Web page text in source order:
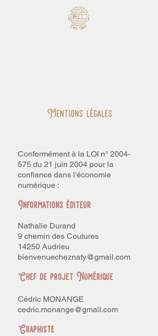
Mentions légales
Conformément à la LOI n° 2004-
575 du 21 juin 2004 pour la
confiance dans l'économie
numérique :
Informations éditeur
Nathalie Durand
9 chemin des Coutures
14250 Audrieu
bienvenuecheznaty@gmail.com
Chef de projet Numérique
Cédric MONANGE
cedric.monange@gmail.com
Graphiste